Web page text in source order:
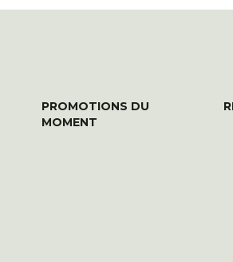
PROMOTIONS DU
MOMENT